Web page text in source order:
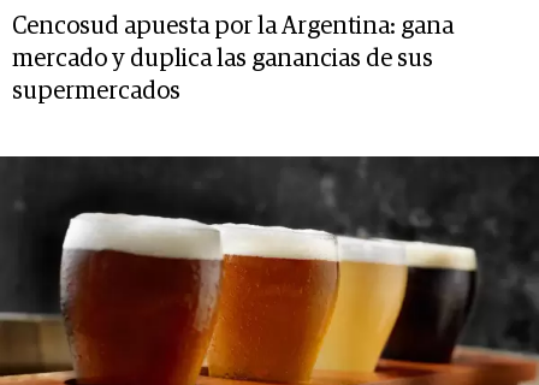
Cencosud apuesta por la Argentina: gana
mercado y duplica las ganancias de sus
supermercados